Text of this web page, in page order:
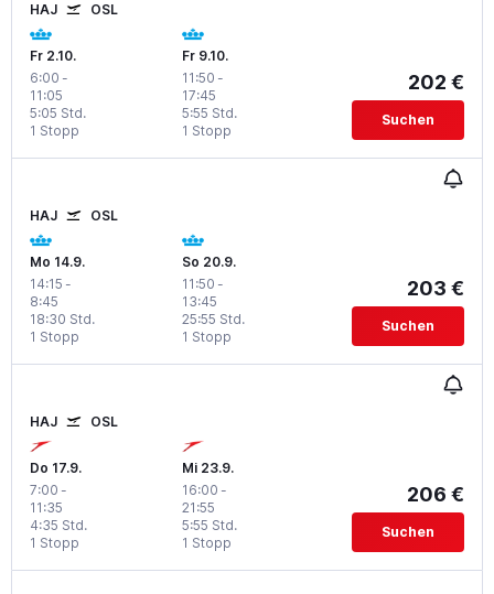
HAJ OSL
Fr 2.10.
6:00 -
11:05
1 Stopp
5:05 Std.
Fr 9.10.
11:50 -
17:45
1 Stopp
5:55 Std.
202 €
Suchen
HAJ OSL
Mo 14.9.
14:15 -
8:45
1 Stopp
18:30 Std.
So 20.9.
11:50 -
13:45
1 Stopp
25:55 Std.
203 €
Suchen
HAJ OSL
Do 17.9.
7:00 -
11:35
1 Stopp
4:35 Std.
Mi 23.9.
16:00 -
21:55
1 Stopp
5:55 Std.
206 €
Suchen